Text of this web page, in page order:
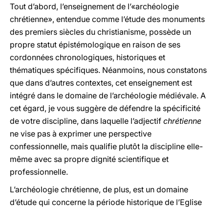
Tout d’abord, l’enseignement de l’«archéologie
chrétienne», entendue comme l’étude des monuments
des premiers siècles du christianisme, possède un
propre statut épistémologique en raison de ses
cordonnées chronologiques, historiques et
thématiques spécifiques. Néanmoins, nous constatons
que dans d’autres contextes, cet enseignement est
intégré dans le domaine de l’archéologie médiévale. A
cet égard, je vous suggère de défendre la spécificité
de votre discipline, dans laquelle l’adjectif chrétienne
ne vise pas à exprimer une perspective
confessionnelle, mais qualifie plutôt la discipline elle-
même avec sa propre dignité scientifique et
professionnelle.
L’archéologie chrétienne, de plus, est un domaine
d’étude qui concerne la période historique de l’Eglise